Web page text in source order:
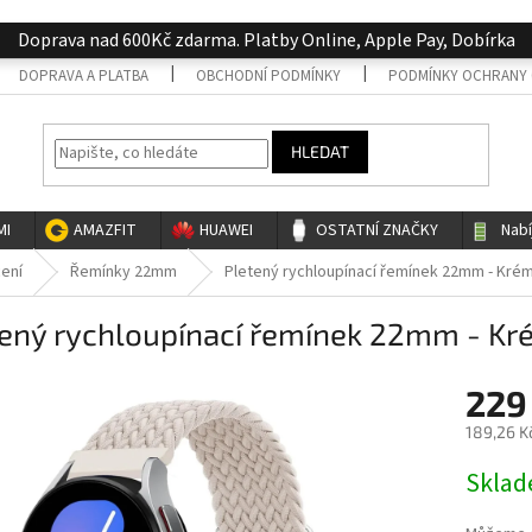
Doprava nad 600Kč zdarma. Platby Online, Apple Pay, Dobírka
DOPRAVA A PLATBA OBCHODNÍ PODMÍNKY PODMÍNKY OCHRANY
HLEDAT
AMAZFIT HUAWEI OSTATNÍ ZNAČKY
Řemínky 22mm Pletený rychloupínací řemínek 22mm -
rychloupínací řemínek 22mm -
189,26
cena: